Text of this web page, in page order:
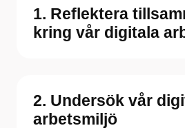
1. Reflektera
kring vår digitala
2. Undersök vår
arbetsmiljö